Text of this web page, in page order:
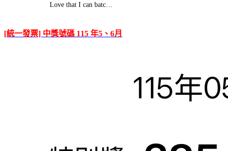
Love that I can batc…
[統一發票] 中獎號碼 115 年5、6月